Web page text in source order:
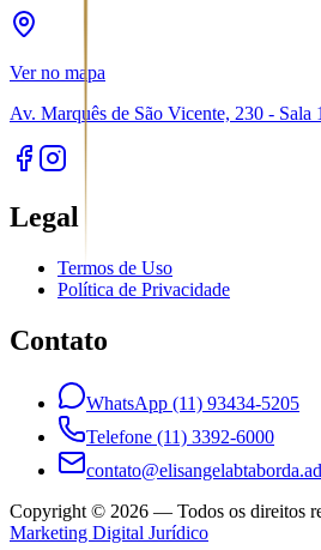
Ver no mapa
Av. Marquês de São Vicente, 230 - Sala
Legal
Termos de Uso
Política de Privacidade
Contato
WhatsApp (11) 93434-5205
Telefone (11) 3392-6000
Copyright © 2026 — Todos os direitos
Marketing Digital Jurídico